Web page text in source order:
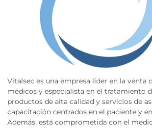
Vitalsec es una empresa líder en la venta
médicos y especialista en el tratamiento
productos de alta calidad y servicios de
capacitación centrados en el paciente y
Además, está comprometida con el